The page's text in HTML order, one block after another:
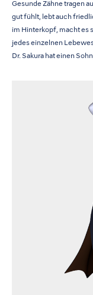
Gesunde Zähne tragen
gut fühlt, lebt auch
im Hinterkopf, macht es
jedes einzelnen
Dr. Sakura hat einen